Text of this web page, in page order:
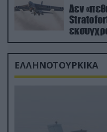
Δεν
από τα
ΕΛΛΗΝΟΤΟΥΡΚΙΚΑ